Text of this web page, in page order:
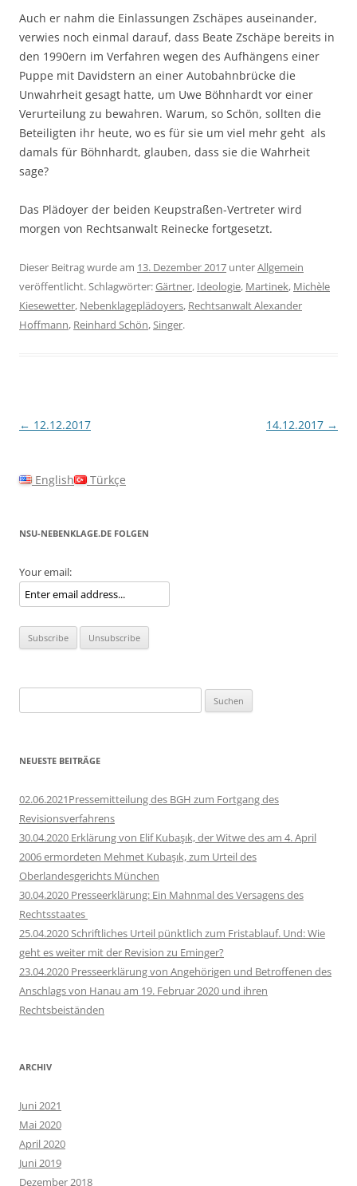
Auch er nahm die Einlassungen Zschäpes auseinander,
verwies noch einmal darauf, dass Beate Zschäpe bereits in
den 1990ern im Verfahren wegen des Aufhängens einer
Puppe mit Davidstern an einer Autobahnbrücke die
Unwahrheit gesagt hatte, um Uwe Böhnhardt vor einer
Verurteilung zu bewahren. Warum, so Schön, sollten die
Beteiligten ihr heute, wo es für sie um viel mehr geht als
damals für Böhnhardt, glauben, dass sie die Wahrheit
sage?
Das Plädoyer der beiden Keupstraßen-Vertreter wird
morgen von Rechtsanwalt Reinecke fortgesetzt.
Dieser Beitrag wurde am 13. Dezember 2017 unterAllgemein
veröffentlicht. Schlagwörter:Gärtner, Ideologie, Martinek, Michèle
Kiesewetter, Nebenklageplädoyers, Rechtsanwalt Alexander
Hoffmann, Reinhard Schön,Singer.
Beitragsnavigation
← 12.12.2017 14.12.2017 →
English Türkçe
NSU-NEBENKLAGE.DE FOLGEN
Your email:
nach:
NEUESTE BEITRÄGE
02.06.2021Pressemitteilung des BGH zum Fortgang des
Revisionsverfahrens
30.04.2020 Erklärung von Elif Kubaşık, der Witwe des am 4. April
2006 ermordeten Mehmet Kubaşık, zum Urteil des
Oberlandesgerichts München
30.04.2020 Presseerklärung: Ein Mahnmal des Versagens des
Rechtsstaates
25.04.2020 Schriftliches Urteil pünktlich zum Fristablauf. Und: Wie
geht es weiter mit der Revision zu Eminger?
23.04.2020 Presseerklärung von Angehörigen und Betroffenen des
Anschlags von Hanau am 19. Februar 2020 und ihren
Rechtsbeiständen
ARCHIV
Juni 2021
Mai 2020
April 2020
Juni 2019
Dezember 2018